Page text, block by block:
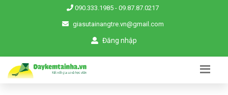
090.333.1985 - 09.87.87.0217
giasutainangtre.vn@gmail.com
Đăng nhập